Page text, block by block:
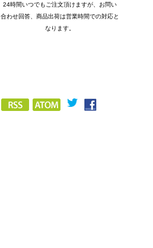
24時間いつでもご注文頂けますが、お問い
合わせ回答、商品出荷は営業時間での対応と
なります。